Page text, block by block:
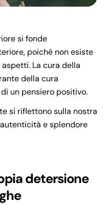
si fonde
poiché non esiste
La cura della
della cura
un pensiero positivo.
si riflettono sulla nostra
e splendore
detersione